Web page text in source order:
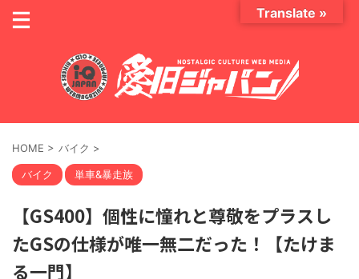
HOME > バイク >
バイク 単車&暴走族
【GS400】個性に憧れと尊敬をプラスし
たGSの仕様が唯一無二だった！【たけま
る一門】
Translate »